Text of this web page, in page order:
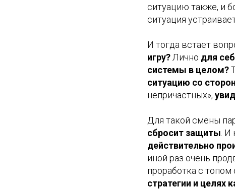
ситуацию также, и
ситуация
И тогда встает
игру? Лично для
системы в целом?
ситуацию со
непричастных»,
Для такой смены
сбросит защиты .
действительно
иной раз очень
проработка с
стратегии и целях